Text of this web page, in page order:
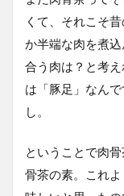
くて、それこそ
か半端な肉を煮
合う肉は？と考
は「豚足」なん
し。
ということで肉
骨茶の素。これ